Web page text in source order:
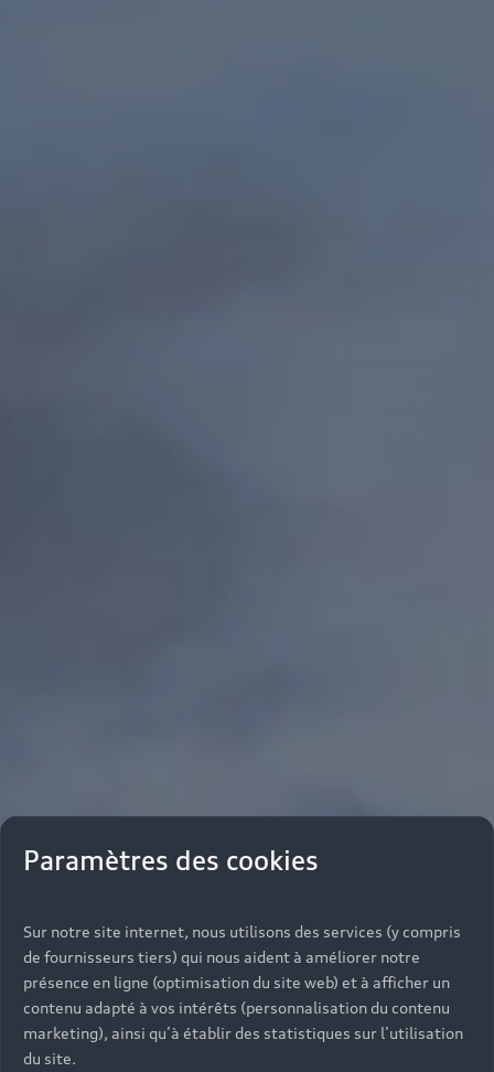
Paramètres des cookies
Sur notre site internet, nous utilisons des services (y compris
de fournisseurs tiers) qui nous aident à améliorer notre
présence en ligne (optimisation du site web) et à afficher un
contenu adapté à vos intérêts (personnalisation du contenu
marketing), ainsi qu’à établir des statistiques sur l’utilisation
du site.